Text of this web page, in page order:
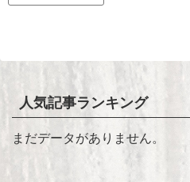
人気記事ランキング
まだデータがありません。